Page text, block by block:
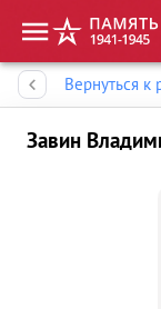
Вернуться к
Завин
Память народа